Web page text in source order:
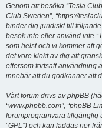
Genom att besöka “Tesla Club
Club Sweden”, “https://
binder dig juridiskt till
besök inte eller använd inte
som helst och vi kommer att
det vore klokt av dig att
eftersom fortsatt användning
innebär att du godkänner att
Vårt forum drivs av phpBB
“www.phpbb.com”, “phpBB
forumprogramvara tillgänglig
“GPL”) och kan laddas ner